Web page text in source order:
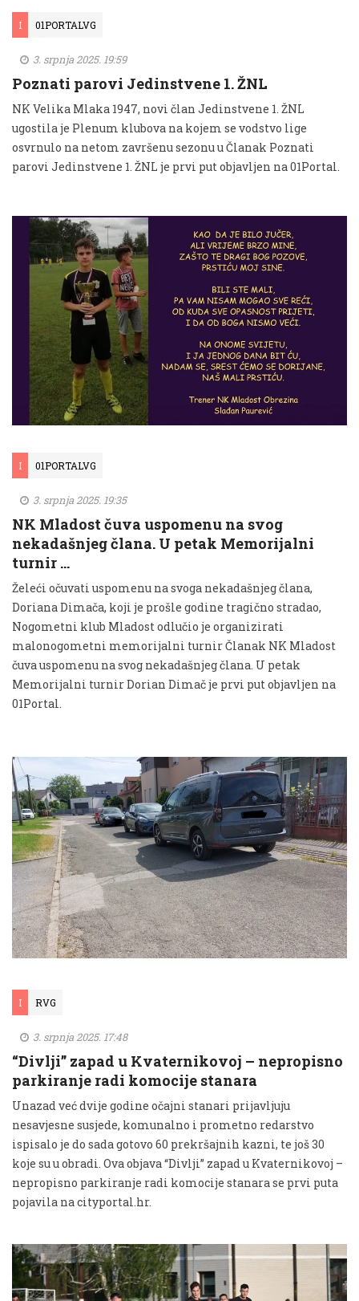
I 01PORTALVG
3. srpnja 2025. 19:59
Poznati parovi Jedinstvene 1. ŽNL
NK Velika Mlaka 1947, novi član Jedinstvene 1. ŽNL
ugostila je Plenum klubova na kojem se vodstvo lige
osvrnulo na netom završenu sezonu u Članak Poznati
parovi Jedinstvene 1. ŽNL je prvi put objavljen na 01Portal.
I 01PORTALVG
3. srpnja 2025. 19:35
NK Mladost čuva uspomenu na svog
nekadašnjeg člana. U petak Memorijalni
turnir …
Želeći očuvati uspomenu na svoga nekadašnjeg člana,
Doriana Dimača, koji je prošle godine tragično stradao,
Nogometni klub Mladost odlučio je organizirati
malonogometni memorijalni turnir Članak NK Mladost
čuva uspomenu na svog nekadašnjeg člana. U petak
Memorijalni turnir Dorian Dimač je prvi put objavljen na
01Portal.
I RVG
3. srpnja 2025. 17:48
“Divlji” zapad u Kvaternikovoj – nepropisno
parkiranje radi komocije stanara
Unazad već dvije godine očajni stanari prijavljuju
nesavjesne susjede, komunalno i prometno redarstvo
ispisalo je do sada gotovo 60 prekršajnih kazni, te još 30
koje su u obradi. Ova objava “Divlji” zapad u Kvaternikovoj –
nepropisno parkiranje radi komocije stanara se prvi puta
pojavila na cityportal.hr.